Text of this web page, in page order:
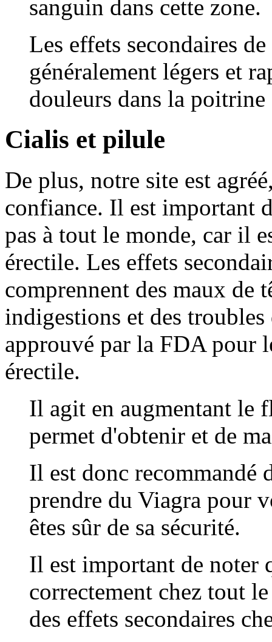
sanguin dans cette zone.
Les effets secondaires
généralement légers et
douleurs dans la
Cialis et pilule
De plus, notre site est
confiance. Il est important
pas à tout le monde, car il
érectile. Les effets
comprennent des maux de
indigestions et des
approuvé par la FDA pour
érectile.
Il agit en augmentant le
permet d'obtenir et de
Il est donc recommandé
prendre du Viagra pour
êtes sûr de sa sécurité.
Il est important de noter
correctement chez tout
des effets secondaires